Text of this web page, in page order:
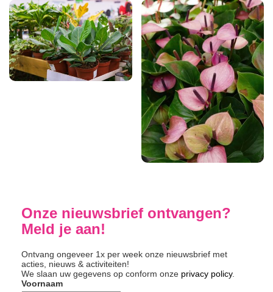
Onze nieuwsbrief ontvangen?
Meld je aan!
Ontvang ongeveer 1x per week onze nieuwsbrief met
acties, nieuws & activiteiten!
We slaan uw gegevens op conform onze privacy policy.
Voornaam